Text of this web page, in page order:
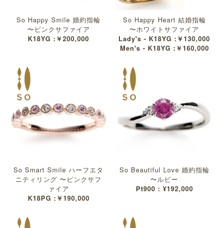
So Happy Smile 婚約指輪
〜ピンクサファイア
K18YG :￥200,000
So Happy Heart 結婚指輪
〜ホワイトサファイア
Lady's - K18YG :￥130,000
Men's - K18YG :￥160,000
So Smart Smile ハーフエタ
ニティリング 〜ピンクサフ
ァイア
K18PG :￥190,000
So Beautiful Love 婚約指輪
〜ルビー
Pt900 : ¥192,000